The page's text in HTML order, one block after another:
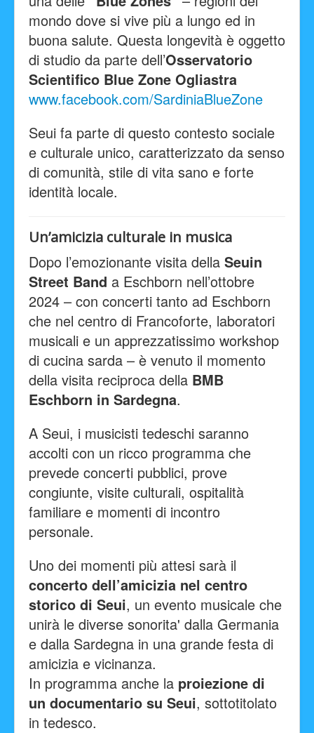
mondo dove si vive più a lungo ed in
buona salute. Questa longevità è oggetto
di studio da parte dell’Osservatorio
Scientifico Blue Zone Ogliastra
www.facebook.com/SardiniaBlueZone
Seui fa parte di questo contesto sociale
e culturale unico, caratterizzato da senso
di comunità, stile di vita sano e forte
identità locale.
Un’amicizia culturale in musica
Dopo l’emozionante visita della Seuin
Street Band a Eschborn nell’ottobre
2024 – con concerti tanto ad Eschborn
che nel centro di Francoforte, laboratori
musicali e un apprezzatissimo workshop
di cucina sarda – è venuto il momento
della visita reciproca della BMB
Eschborn in Sardegna.
A Seui, i musicisti tedeschi saranno
accolti con un ricco programma che
prevede concerti pubblici, prove
congiunte, visite culturali, ospitalità
familiare e momenti di incontro
personale.
Uno dei momenti più attesi sarà il
concerto dell’amicizia nel centro
storico di Seui, un evento musicale che
unirà le diverse sonorita' dalla Germania
e dalla Sardegna in una grande festa di
amicizia e vicinanza.
In programma anche la proiezione di
un documentario su Seui, sottotitolato
in tedesco.